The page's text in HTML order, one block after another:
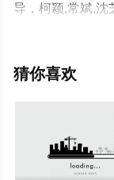
导，柯颖,常斌,沈
精彩演绎的大陆
堂电影网，更多
猜你喜欢